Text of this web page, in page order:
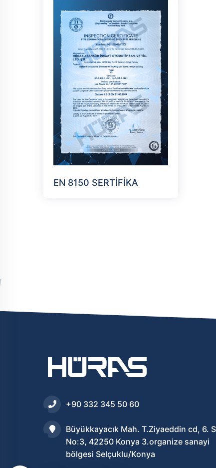
EN 8150 SERTİFİKA
+90 332 345 50 60
Büyükkayacık Mah. T.Ziyaeddin cd, 6.
No:3, 42250 Konya 3.organize sanayi
bölgesi Selçuklu/Konya